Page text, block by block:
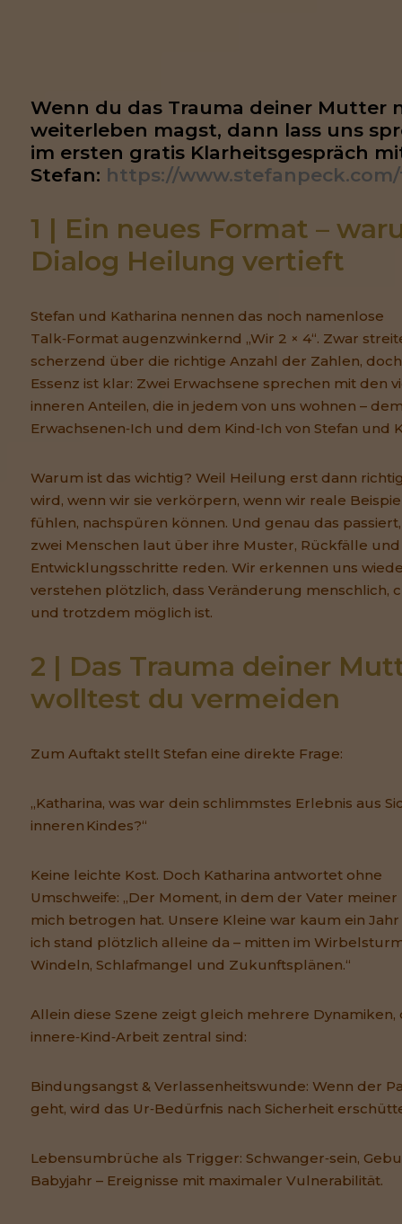
Wenn du das Trauma deiner Mutter
weiterleben magst, dann lass uns
im ersten gratis Klarheitsgespräch
Stefan: https://
1 | Ein neues Format –
Dialog Heilung vertieft
Stefan und Katharina nennen das noch namenlose
Talk‑Format augenzwinkernd „Wir 2 × 4“. Zwar
scherzend über die richtige Anzahl der Zahlen,
Essenz ist klar: Zwei Erwachsene sprechen mit den
inneren Anteilen, die in jedem von uns wohnen –
Erwachsenen‑Ich und dem Kind‑Ich von Stefan und
Warum ist das wichtig? Weil Heilung erst dann
wird, wenn wir sie verkörpern, wenn wir reale
fühlen, nachspüren können. Und genau das
zwei Menschen laut über ihre Muster, Rückfälle und
Entwicklungsschritte reden. Wir erkennen uns
verstehen plötzlich, dass Veränderung menschlich,
und trotzdem möglich ist.
2 | Das Trauma deiner
wolltest du vermeiden
Zum Auftakt stellt Stefan eine direkte Frage:
„Katharina, was war dein schlimmstes Erlebnis aus
inneren Kindes?“
Keine leichte Kost. Doch Katharina antwortet ohne
Umschweife: „Der Moment, in dem der Vater
mich betrogen hat. Unsere Kleine war kaum ein
ich stand plötzlich alleine da – mitten im
Windeln, Schlafmangel und Zukunftsplänen.“
Allein diese Szene zeigt gleich mehrere Dynamiken,
innere‑Kind‑Arbeit zentral sind:
Bindungsangst & Verlassenheitswunde: Wenn der
geht, wird das Ur‑Bedürfnis nach Sicherheit
Lebensumbrüche als Trigger: Schwanger‑sein,
Babyjahr – Ereignisse mit maximaler Vulnerabilität.